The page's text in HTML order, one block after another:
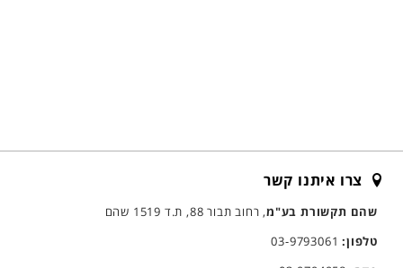
צרו איתנו קשר
שהם תקשורת בע"מ, רחוב תבור 88, ת.ד 1519 שהם
טלפון:03-9793061